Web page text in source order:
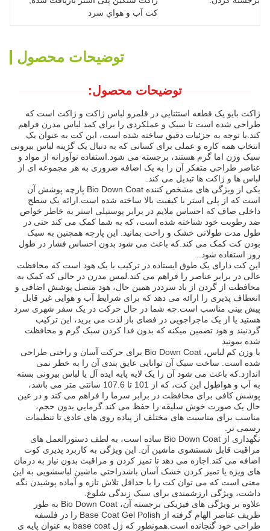
کت آب و هواي سرد
توضیحات محصول
توضیحات محصول:
ژاکت بایو یک قطعه استثنایی در قلمرو لباس ژاکت و ژاکت است که
طراحی شده است تا سبک و عملکردی را برای کمد لباس مدرن فراهم
کند.با توجه به جزئیات دقیق ساخته شده است، این کت به عنوان یک
انتخاب همه کاره و عملی برای کسانی که به دنبال یک گزینه لباس بیرونی
سبک وزن اما گرم هستند، برجسته می شود.استفاده نوآورانه از مواد و
عناصر طراحی متفکر آن را به یک اضافه ضروری به هر مجموعه ای از
لباس ها و ژاکت ها تبدیل می کند.
یکی از ویژگی های مشخص کننده Bio Down Coat پارچه پوشش آن
است که از پلی استر با کیفیت بالا ساخته شده است.ارائه یک سطح
داخلی صاف که احساس ملایم در برابر پوستپلی استر به خاطر خواص
ضد رطوبت خود شناخته شده است، که به شما کمک می کند حتی در
طول مدت طولانی خشک و راحت بمانید. این پارچه همچنین به سبک
بودن کت کمک می کند.که باعث می شود بدون احساس فشار در طول
روز استفاده شود..
این کت دارای یک طوق ایستاده در ترکیب با یک هود است که محافظت
عالی در برابر عناصر را فراهم می کند.لمس مدرن در حالی که کمک به
محافظت از گردن از باد سرددر همین حال، هود متصل پوشش اضافی و
انعطاف پذیری را ارائه می دهد که برای شرایط آب و هوایی غیر قابل
پیش بینی مناسب است.چه شما در حال حرکت در یک سفر شهری سرد
هستید یا از یک ماجراجویی در فضای باز لذت می برید، اين ترکيب
گردنبند و هود تضمین ميکنه که بدون فدا کردن سبک گرم و محافظت
شده بمونيد
با وزن کم لباس، Bio Down Coat برای حرکت آسان و راحتی طراحی
شده است. ساخت سبک آن توانایی عایق بندی آن را به خطر نمی
اندازد.که باعث می شود آن را یک لایه پایه ایده آل یا لباس بیرونی بسته
به آب و هواطول این کت، که از 101 تا 107.6 سانتی متر می باشد،
پوشش کافی برای محافظت در برابر سرما را فراهم می کند و در عین
حال یک صورت خوش سلیقه را حفظ می کند.گرمايي بدون حجم،
مناسب برای مناسبت های مختلف از پیاده روی های عادی تا تنظیمات
رسمی تر.
نگهداری از Bio Down Coat ساده است، به لطف دستورالعمل های
مراقبت قابل شستشوی ماشین آن. این ویژگی به کاربرد پذیری کوت
اضافه می کند.اجازه می دهد تا تمیز کردن و مراقبت بدون نیاز به درمان
های ویژه یا تمیز کردن خشک آسان باشدراحتی ماشین لباسشویی به این
معنی است که می توان کت را با حداقل تلاش تازه و آماده پوشیدن نگه
داشت، ویژگی ارزشمندی برای سبک زندگی شلوغ.
علاوه بر ویژگی های فیزیکی برجسته آن، Bio Down Coat به طور
ظریف عناصر الهام گرفته از Base Coat Gel Polish را در فلسفه
طراحی خود گنجانده است.همونطور که ژل base coat به عنوان پایه ی